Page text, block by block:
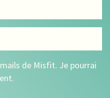
de Misfit. Je pourrai